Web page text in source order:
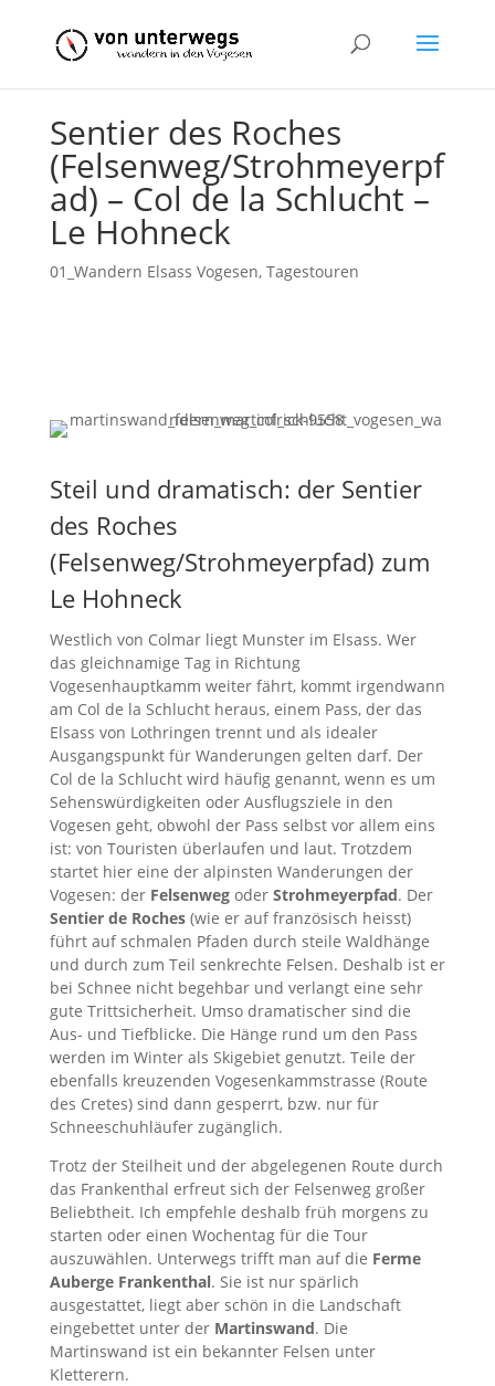
Sentier des Roches
(Felsenweg/Strohmeyerpf
ad) – Col de la Schlucht –
Le Hohneck
01_Wandern Elsass Vogesen, Tagestouren
Steil und dramatisch: der Sentier
des Roches
(Felsenweg/Strohmeyerpfad) zum
Le Hohneck
Westlich von Colmar liegt Munster im Elsass. Wer
das gleichnamige Tag in Richtung
Vogesenhauptkamm weiter fährt, kommt irgendwann
am Col de la Schlucht heraus, einem Pass, der das
Elsass von Lothringen trennt und als idealer
Ausgangspunkt für Wanderungen gelten darf. Der
Col de la Schlucht wird häufig genannt, wenn es um
Sehenswürdigkeiten oder Ausflugsziele in den
Vogesen geht, obwohl der Pass selbst vor allem eins
ist: von Touristen überlaufen und laut. Trotzdem
startet hier eine der alpinsten Wanderungen der
Vogesen: der Felsenwegoder Strohmeyerpfad. Der
Sentier de Roches(wie er auf französisch heisst)
führt auf schmalen Pfaden durch steile Waldhänge
und durch zum Teil senkrechte Felsen. Deshalb ist er
bei Schnee nicht begehbar und verlangt eine sehr
gute Trittsicherheit. Umso dramatischer sind die
Aus- und Tiefblicke. Die Hänge rund um den Pass
werden im Winter als Skigebiet genutzt. Teile der
ebenfalls kreuzenden Vogesenkammstrasse (Route
des Cretes) sind dann gesperrt, bzw. nur für
Schneeschuhläufer zugänglich.
Trotz der Steilheit und der abgelegenen Route durch
das Frankenthal erfreut sich der Felsenweg großer
Beliebtheit. Ich empfehle deshalb früh morgens zu
starten oder einen Wochentag für die Tour
auszuwählen. Unterwegs trifft man auf die Ferme
Auberge Frankenthal. Sie ist nur spärlich
ausgestattet, liegt aber schön in die Landschaft
eingebettet unter der Martinswand. Die
Martinswand ist ein bekannter Felsen unter
Kletterern.